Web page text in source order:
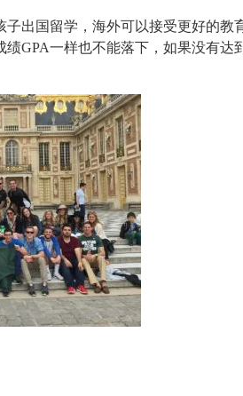
子出国留学 ，海外可以接受更好的教
GPA一样也不能落下，如果没有达